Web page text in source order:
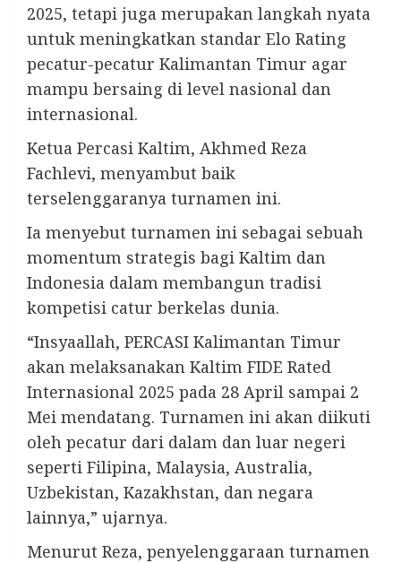
2025, tetapi juga merupakan langkah nyata
untuk meningkatkan standar Elo Rating
pecatur-pecatur Kalimantan Timur agar
mampu bersaing di level nasional dan
internasional.
Ketua Percasi Kaltim, Akhmed Reza
Fachlevi, menyambut baik
terselenggaranya turnamen ini.
Ia menyebut turnamen ini sebagai sebuah
momentum strategis bagi Kaltim dan
Indonesia dalam membangun tradisi
kompetisi catur berkelas dunia.
“Insyaallah, PERCASI Kalimantan Timur
akan melaksanakan Kaltim FIDE Rated
Internasional 2025 pada 28 April sampai 2
Mei mendatang. Turnamen ini akan diikuti
oleh pecatur dari dalam dan luar negeri
seperti Filipina, Malaysia, Australia,
Uzbekistan, Kazakhstan, dan negara
lainnya,” ujarnya.
Menurut Reza, penyelenggaraan turnamen